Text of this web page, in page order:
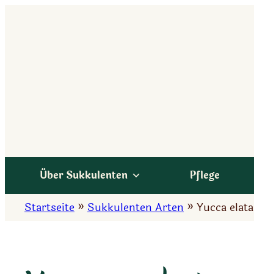
Über Sukkulenten Pflege
Startseite » Sukkulenten Arten » Yucca elata